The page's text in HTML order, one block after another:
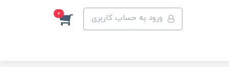
ورود به حساب کاربری 0